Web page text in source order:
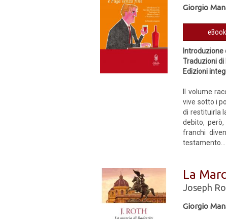
Giorgio
Introduzione
Traduzioni di
Edizioni
Il volume
vive sotto i
di restituirla
debito,
franchi
testamento...
La
Joseph
Giorgio